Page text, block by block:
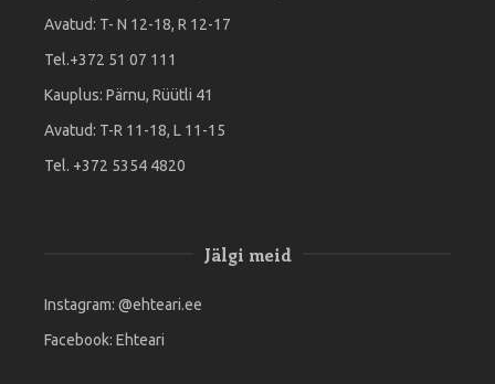
Avatud: T- N 12-18, R 12-17
Tel.+372 51 07 111
Kauplus: Pärnu, Rüütli 41
Avatud: T-R 11-18, L 11-15
Tel. +372 5354 4820
Jälgi meid
Instagram: @ehteari.ee
Facebook: Ehteari